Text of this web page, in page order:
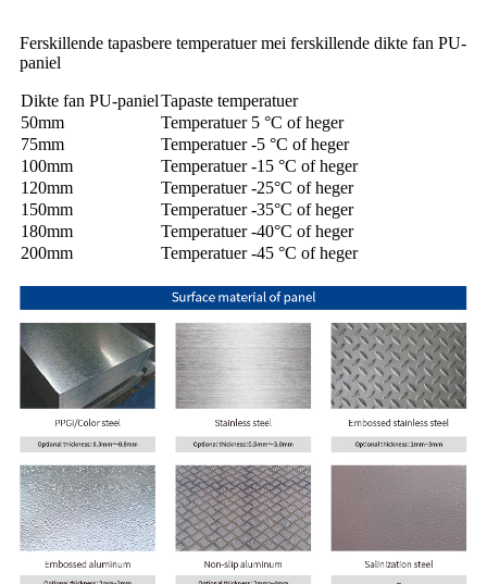
Ferskillende tapasbere temperatuer mei ferskillende dikte fan PU-
paniel
Dikte fan PU-panielTapaste temperatuer
50mm
Temperatuer 5 °C of heger
75mm
Temperatuer -5 °C of heger
100mm
Temperatuer -15 °C of heger
120mm
Temperatuer -25°C of heger
150mm
Temperatuer -35°C of heger
180mm
Temperatuer -40°C of heger
200mm
Temperatuer -45 °C of heger